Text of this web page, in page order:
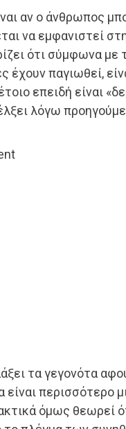
αν ο άνθρωπος
να εμφανιστεί
ότι σύμφωνα με
έχουν παγιωθεί,
επειδή είναι
λόγω
τα γεγονότα
είναι περισσότερο
όμως θεωρεί